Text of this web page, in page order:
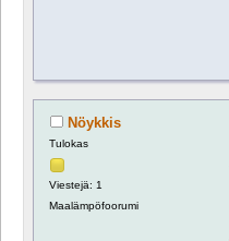
Nöykkis
Tulokas
Viestejä: 1
Maalämpöfoorumi